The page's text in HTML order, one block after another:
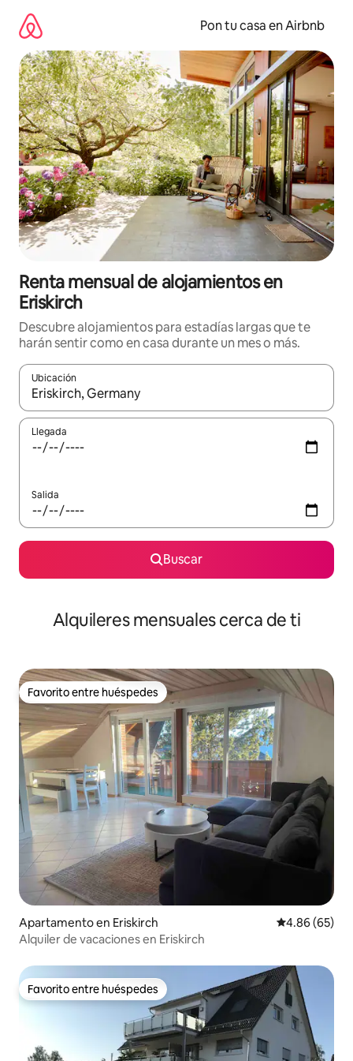
contenido
Pon tu casa en Airbnb
Renta mensual de alojamientos en
Eriskirch
Descubre alojamientos para estadías largas que te
harán sentir como en casa durante un mes o más.
Ubicación
Cuando los resultados estén disponibles, navega con las
Llegada
Salida
Buscar
Alquileres mensuales cerca de ti
Favorito entre huéspedes
Favorito entre huéspedes
Apartamento en Eriskirch Calificación
4.86 (65)
Alquiler de vacaciones en Eriskirch
Favorito entre huéspedes
Favorito entre huéspedes